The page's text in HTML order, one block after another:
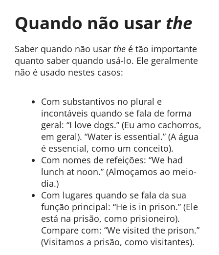
Quando não usar the
Saber quando não usar the é tão importante
quanto saber quando usá-lo. Ele geralmente
não é usado nestes casos:
Com substantivos no plural e
incontáveis quando se fala de forma
geral: “I love dogs.” (Eu amo cachorros,
em geral). “Water is essential.” (A água
é essencial, como um conceito).
Com nomes de refeições: “We had
lunch at noon.” (Almoçamos ao meio-
dia.)
Com lugares quando se fala da sua
função principal: “He is in prison.” (Ele
está na prisão, como prisioneiro).
Compare com: “We visited the prison.”
(Visitamos a prisão, como visitantes).